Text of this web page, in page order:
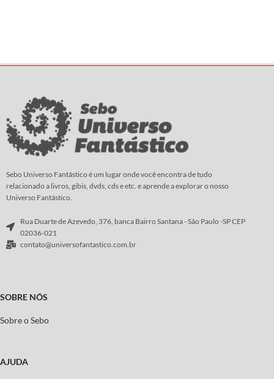
Sebo Universo Fantástico é um lugar onde você encontra de tudo
relacionado a livros, gibis, dvds, cds e etc. e aprende a explorar o nosso
Universo Fantástico.
Rua Duarte de Azevedo, 376, banca Bairro Santana - São Paulo -SP CEP
02036-021
contato@universofantastico.com.br
SOBRE NÓS
Sobre o Sebo
AJUDA